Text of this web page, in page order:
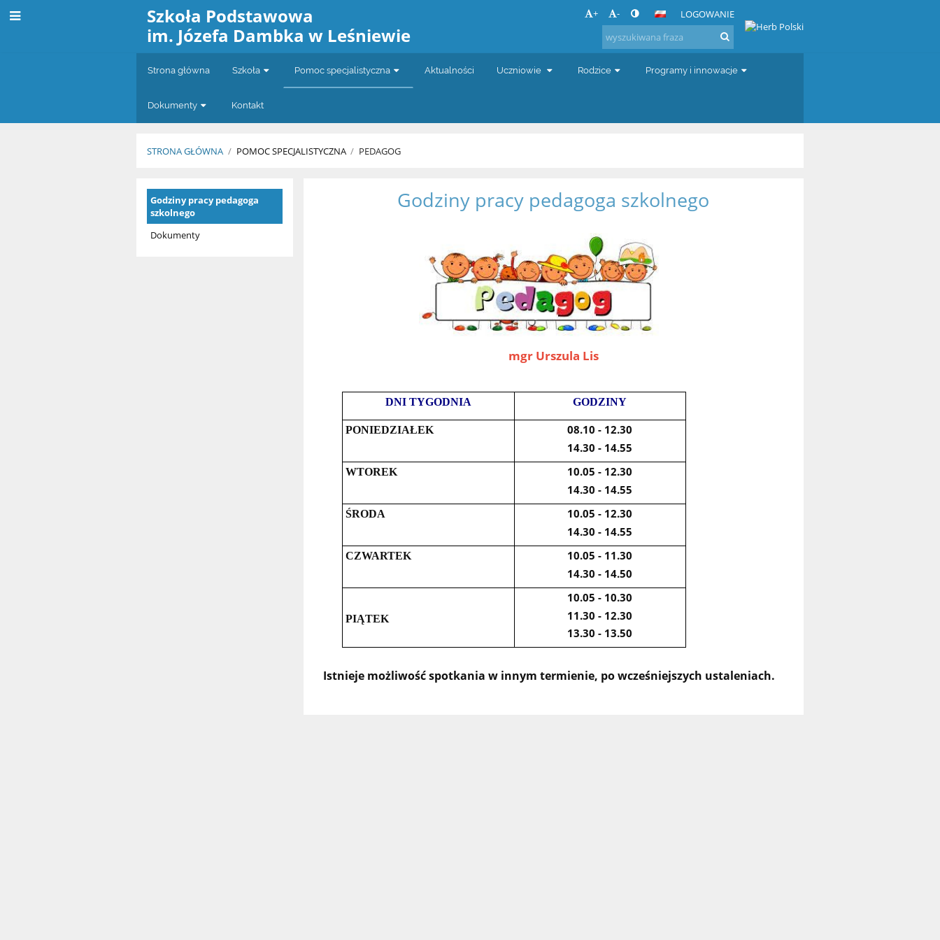
Szkoła Podstawowa
im. Józefa Dambka w Leśniewie
+ - LOGOWANIE
Strona główna Szkoła Pomoc specjalistyczna Aktualności Uczniowie Rodzice Programy i innowacje
Dokumenty Kontakt
STRONA GŁÓWNA / POMOC SPECJALISTYCZNA / PEDAGOG
Pedagog
Godziny pracy pedagoga
szkolnego
Dokumenty
Godziny pracy pedagoga szkolnego
mgr Urszula Lis
DNI TYGODNIA GODZINY
PONIEDZIAŁEK
08.10 - 12.30
14.30 - 14.55
WTOREK
10.05 - 12.30
14.30 - 14.55
ŚRODA
10.05 - 12.30
14.30 - 14.55
CZWARTEK
10.05 - 11.30
14.30 - 14.50
PIĄTEK
10.05 - 10.30
11.30 - 12.30
13.30 - 13.50
Istnieje możliwość spotkania w innym termienie, po wcześniejszych ustaleniach.